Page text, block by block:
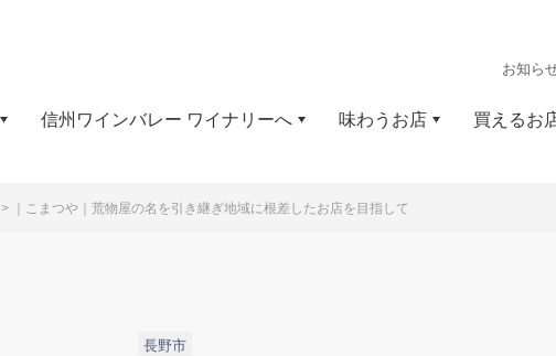
お知ら
信州ワインバレー ワイナリーへ 味わうお店 買えるお
> ｜こまつや｜ 荒物屋の名を引き継ぎ地域に根差したお店を目指して
長野市